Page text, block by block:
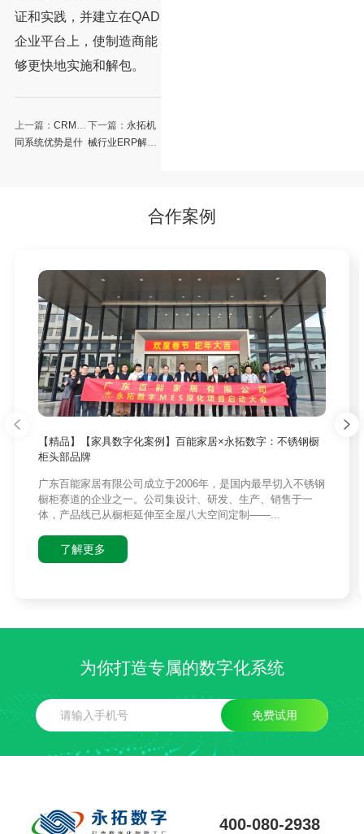
证和实践，并建立在QAD
企业平台上，使制造商能
够更快地实施和解包。
上一篇： CRM协
同系统优势是什
下一篇： 永拓机
械行业ERP解决
合作案例
【精品】【家具数字化案例】百能家居×永拓数字：不锈钢橱
柜头部品牌
广东百能家居有限公司成立于2006年，是国内最早切入不锈钢
橱柜赛道的企业之一。公司集设计、研发、生产、销售于一
体，产品线已从橱柜延伸至全屋八大空间定制——...
了解更多
为你打造专属的数字化系统
免费试用
400-080-2938